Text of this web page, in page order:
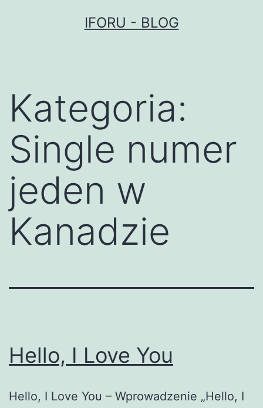
IFORU - BLOG
Kategoria:
Single numer
jeden w
Kanadzie
Hello, I Love You
Hello, I Love You – Wprowadzenie „Hello, I